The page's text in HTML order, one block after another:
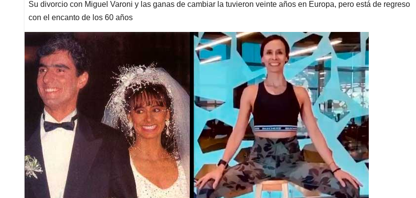
Su divorcio con Miguel Varoni y las ganas de cambiar la tuvieron veinte años en Europa, pero está de regreso
con el encanto de los 60 años